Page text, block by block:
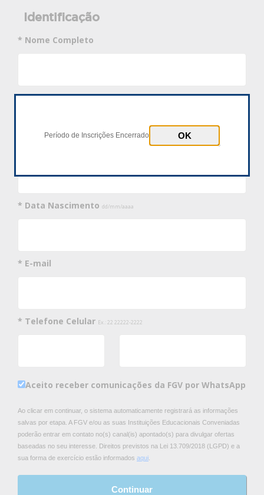
Identificação
* Nome Completo
* Documento
* Data Nascimento dd/mm/aaaa
* E-mail
* Telefone Celular Ex.: 22 22222-2222
Aceito receber comunicações da FGV por WhatsApp
Ao clicar em continuar, o sistema automaticamente registrará as informações
salvas por etapa. A FGV e/ou as suas Instituições Educacionais Conveniadas
poderão entrar em contato no(s) canal(is) apontado(s) para divulgar ofertas
baseadas no seu interesse. Direitos previstos na Lei 13.709/2018 (LGPD) e a
sua forma de exercício estão informados aqui
Continuar
Período de Inscrições Encerrado